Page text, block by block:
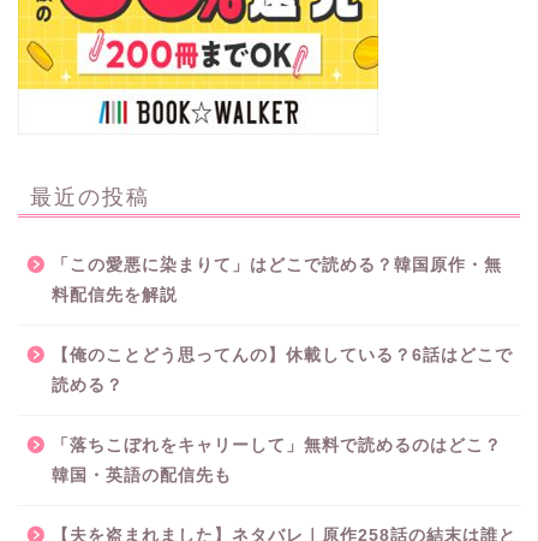
最近の投稿
「この愛悪に染まりて」はどこで読める？韓国原作・無
料配信先を解説
【俺のことどう思ってんの】休載している？6話はどこで
読める？
「落ちこぼれをキャリーして」無料で読めるのはどこ？
韓国・英語の配信先も
【夫を盗まれました】ネタバレ｜原作258話の結末は誰と